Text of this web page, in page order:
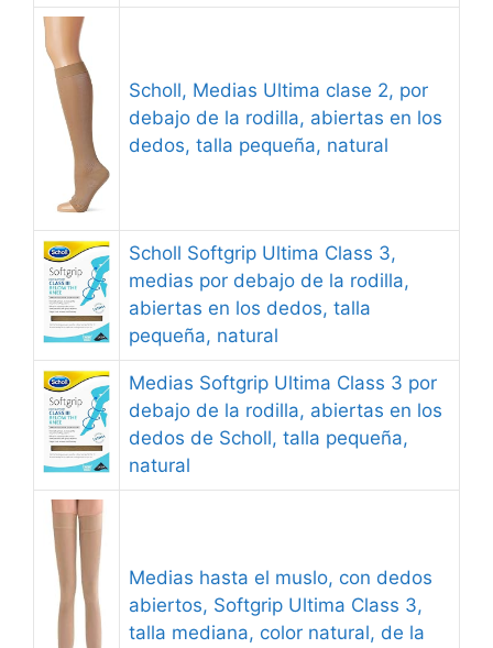
Scholl, Medias Ultima clase 2, por
debajo de la rodilla, abiertas en los
dedos, talla pequeña, natural
Scholl Softgrip Ultima Class 3,
medias por debajo de la rodilla,
abiertas en los dedos, talla
pequeña, natural
Medias Softgrip Ultima Class 3 por
debajo de la rodilla, abiertas en los
dedos de Scholl, talla pequeña,
natural
Medias hasta el muslo, con dedos
abiertos, Softgrip Ultima Class 3,
talla mediana, color natural, de la